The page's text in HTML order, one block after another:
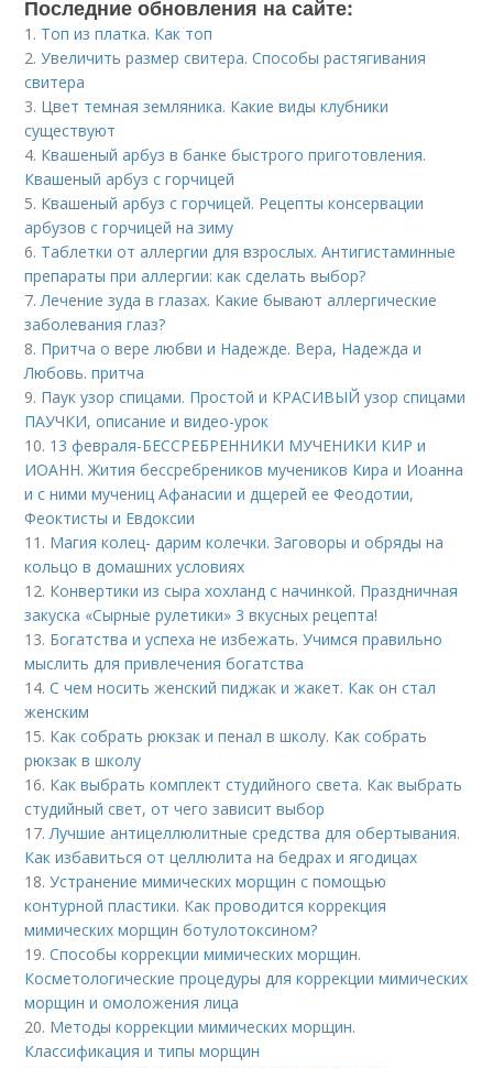
Последние обновления на сайте:
1. Топ из платка. Как топ
2.Увеличить размер свитера. Способы растягивания
свитера
3. Цвет темная земляника. Какие виды клубники
существуют
4. Квашеный арбуз в банке быстрого приготовления.
Квашеный арбуз с горчицей
5. Квашеный арбуз с горчицей. Рецепты консервации
арбузов с горчицей на зиму
6. Таблетки от аллергии для взрослых. Антигистаминные
препараты при аллергии: как сделать выбор?
7. Лечение зуда в глазах. Какие бывают аллергические
заболевания глаз?
8. Притча о вере любви и Надежде. Вера, Надежда и
Любовь. притча
9. Паук узор спицами. Простой и КРАСИВЫЙ узор спицами
ПАУЧКИ, описание и видео-урок
10. 13 февраля-БЕССРЕБРЕННИКИ МУЧЕНИКИ КИР и
ИОАНН. Жития бессребреников мучеников Кира и Иоанна
и с ними мучениц Афанасии и дщерей ее Феодотии,
Феоктисты и Евдоксии
11. Магия колец- дарим колечки. Заговоры и обряды на
кольцо в домашних условиях
12. Конвертики из сыра хохланд с начинкой. Праздничная
закуска «Сырные рулетики» 3 вкусных рецепта!
13. Богатства и успеха не избежать. Учимся правильно
мыслить для привлечения богатства
14.С чем носить женский пиджак и жакет. Как он стал
женским
15. Как собрать рюкзак и пенал в школу. Как собрать
рюкзак в школу
16. Как выбрать комплект студийного света. Как выбрать
студийный свет, от чего зависит выбор
17. Лучшие антицеллюлитные средства для обертывания.
Как избавиться от целлюлита на бедрах и ягодицах
18.Устранение мимических морщин с помощью
контурной пластики. Как проводится коррекция
мимических морщин ботулотоксином?
19.Способы коррекции мимических морщин.
Косметологические процедуры для коррекции мимических
морщин и омоложения лица
20. Методы коррекции мимических морщин.
Классификация и типы морщин